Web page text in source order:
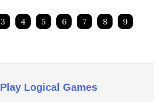
3 4 5 6 7 8 9
Play Logical Games